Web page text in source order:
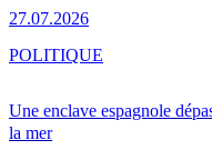
27.07.2026
Une enclave espagnole
la mer
POLITIQUE